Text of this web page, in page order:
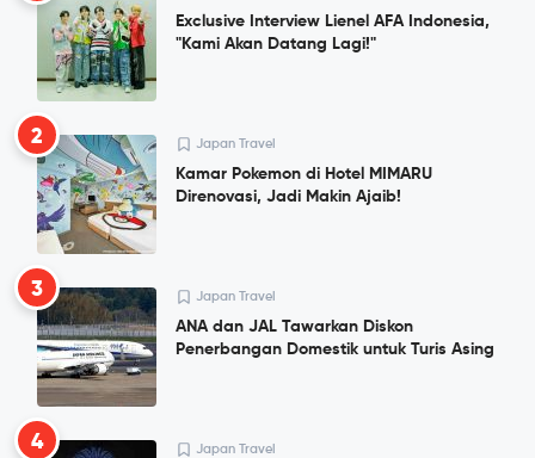
Exclusive Interview Lienel AFA Indonesia,
"Kami Akan Datang Lagi!"
2 Japan Travel
Kamar Pokemon di Hotel MIMARU
Direnovasi, Jadi Makin Ajaib!
3 Japan Travel
ANA dan JAL Tawarkan Diskon
Penerbangan Domestik untuk Turis Asing
4 Japan Travel